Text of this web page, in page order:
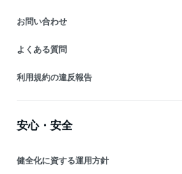
お問い合わせ
よくある質問
利用規約の違反報告
安心・安全
健全化に資する運用方針